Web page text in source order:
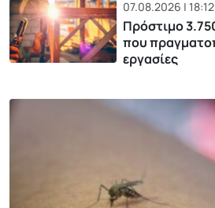
07.08.2026 | 18:12
Πρόστιμο
που
εργασίες